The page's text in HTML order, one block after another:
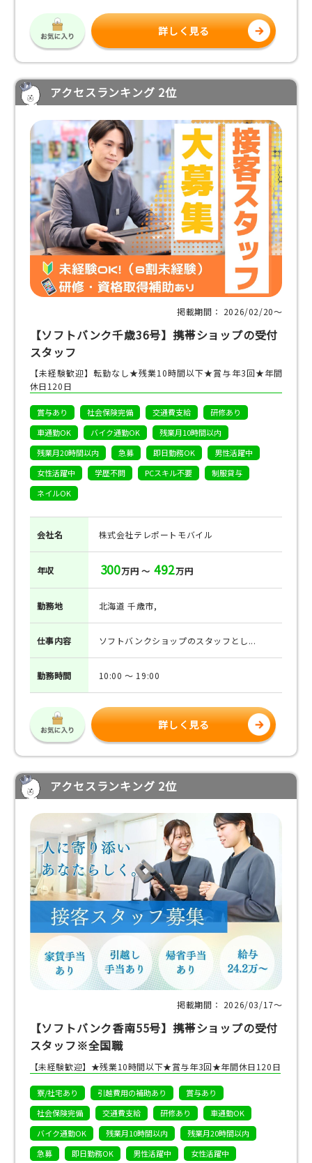
詳しく見る
アクセスランキング 2位
掲載期間： 2026/02/20〜
【ソフトバンク千歳36号】携帯ショップの受付
スタッフ
【未経験歓迎】転勤なし★残業10時間以下★賞与年3回★年間
休日120日
賞与あり 社会保険完備 交通費支給
研修あり
車通勤OK
バイク通勤OK
残業月10時間以内
残業月20時間以内
急募 即日勤務OK
男性活躍中
女性活躍中
学歴不問 PCスキル不要
制服貸与
ネイルOK
会社名 株式会社テレポートモバイル
年収 300万円 ～ 492万円
勤務地 北海道 千歳市,
仕事内容 ソフトバンクショップのスタッフとし...
勤務時間 10:00 ～ 19:00
詳しく見る
アクセスランキング 2位
掲載期間： 2026/03/17〜
【ソフトバンク香南55号】携帯ショップの受付
スタッフ※全国職
【未経験歓迎】★残業10時間以下★賞与年3回★年間休日120日
寮/社宅あり 引越費用の補助あり
賞与あり
社会保険完備
交通費支給 研修あり
車通勤OK
バイク通勤OK
残業月10時間以内
残業月20時間以内
急募
即日勤務OK 男性活躍中 女性活躍中